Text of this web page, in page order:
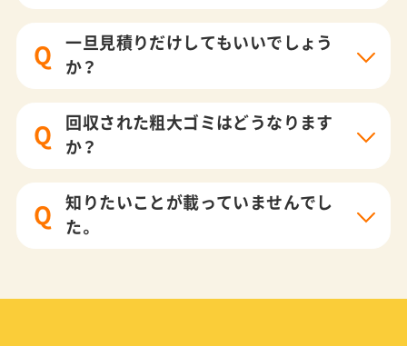
Q
一旦見積りだけしてもいいでしょう
か？
Q
回収された粗大ゴミはどうなります
か？
Q
知りたいことが載っていませんでし
た。